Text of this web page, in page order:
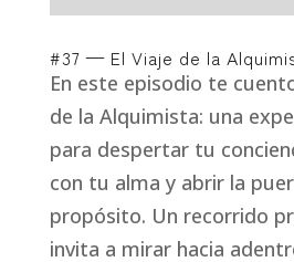
#37 — El Viaje de la
En este episodio te
de la Alquimista: una
para despertar tu
con tu alma y abrir la
propósito. Un recorrido
invita a mirar hacia